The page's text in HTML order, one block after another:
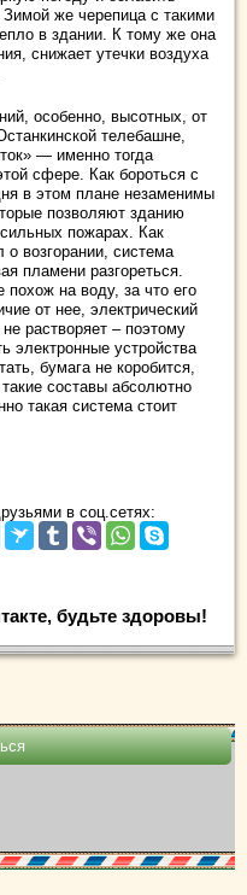
же черепица с такими
в здании. К тому же она
снижает утечки воздуха
особенно, высотных, от
телебашне,
— именно тогда
сфере. Как бороться с
в этом плане незаменимы
позволяют зданию
пожарах. Как
о возгорании, система
пламени разгореться.
на воду, за что его
от нее, электрический
растворяет – поэтому
электронные устройства
бумага не коробится,
составы абсолютно
такая система стоит
в соц.сетях:
будьте здоровы!